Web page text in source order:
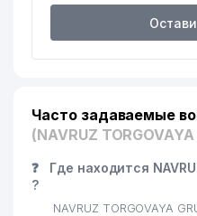
Часто задаваемые
(NAVRUZ
❓
Где находится
?
NAVRUZ TORGOVAYA